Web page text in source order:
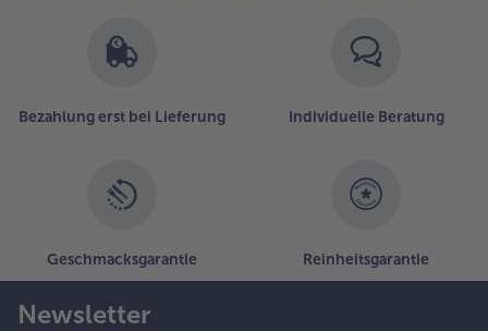
Bezahlung erst bei Lieferung Individuelle Beratung
Geschmacksgarantie Reinheitsgarantie
Newsletter